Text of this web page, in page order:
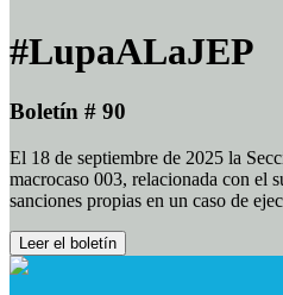
#LupaALaJEP
Boletín # 90
El 18 de septiembre de 2025 la
macrocaso 003, relacionada con el
sanciones propias en un caso de
Leer el boletín